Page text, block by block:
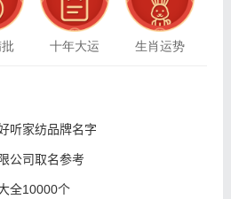
十年大运 生肖运势
听家纺品牌名字
公司取名参考
全10000个